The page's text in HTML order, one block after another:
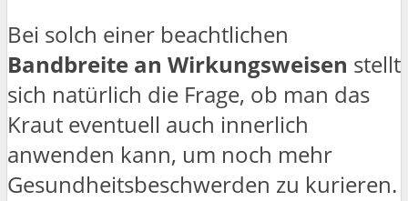
Bei solch einer beachtlichen
Bandbreite an Wirkungsweisen stellt
sich natürlich die Frage, ob man das
Kraut eventuell auch innerlich
anwenden kann, um noch mehr
Gesundheitsbeschwerden zu kurieren.